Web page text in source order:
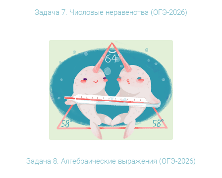
Задача 7. Числовые неравенства (ОГЭ-2026)
Задача 8. Алгебраические выражения (ОГЭ-2026)